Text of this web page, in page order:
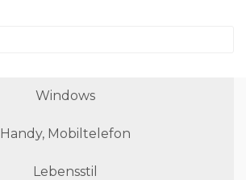
Windows
Handy, Mobiltelefon
Lebensstil